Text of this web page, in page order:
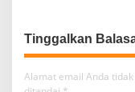
Tinggalkan
Alamat email Anda